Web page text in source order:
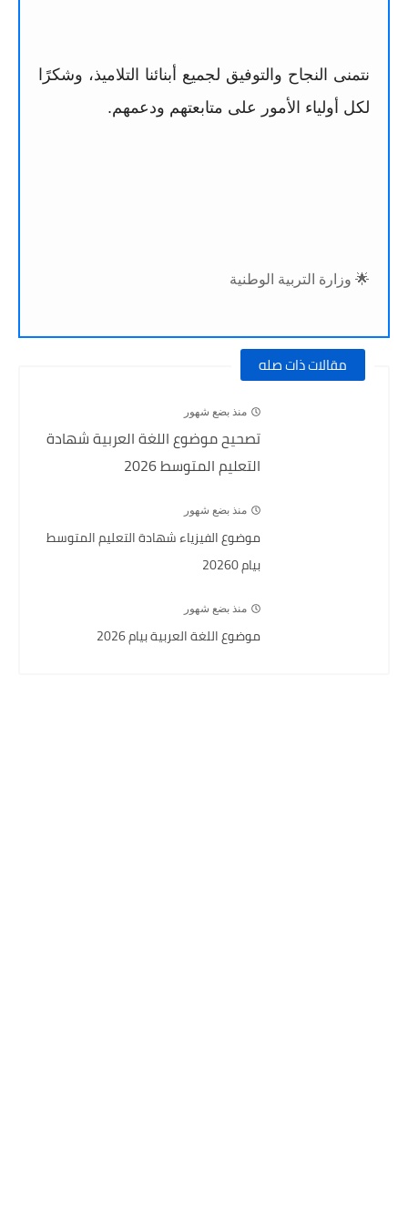
نتمنى النجاح والتوفيق لجميع أبنائنا التلاميذ، وشكرًا
لكل أولياء الأمور على متابعتهم ودعمهم.
🌟 وزارة التربية الوطنية
مقالات ذات صله
منذ بضع شهور
تصحيح موضوع اللغة العربية شهادة
التعليم المتوسط 2026
منذ بضع شهور
موضوع الفيزياء شهادة التعليم المتوسط
بيام 20260
منذ بضع شهور
موضوع اللغة العربية بيام 2026